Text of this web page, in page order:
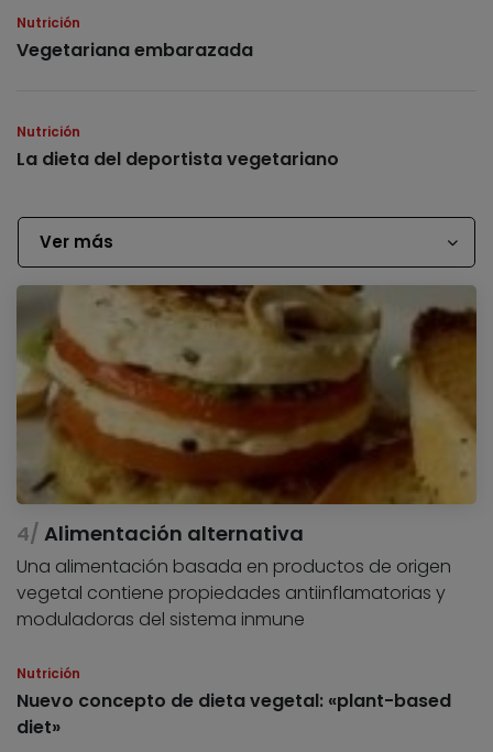
Nutrición
Vegetariana embarazada
Nutrición
La dieta del deportista vegetariano
Ver más
Alimentación alternativa
Una alimentación basada en productos de origen
vegetal contiene propiedades antiinflamatorias y
moduladoras del sistema inmune
Nutrición
Nuevo concepto de dieta vegetal: «plant-based
diet»